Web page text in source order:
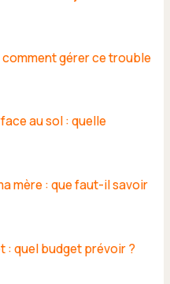
gérer ce trouble
au sol : quelle
mère : que faut-il savoir
: quel budget prévoir ?